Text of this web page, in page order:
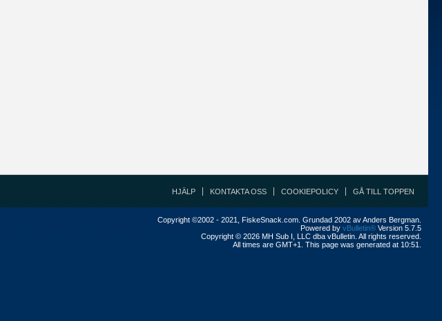
HJÄLP KONTAKTA OSS COOKIEPOLICY GÅ TILL TOPPEN
Copyright ©2002 - 2021, FiskeSnack.com. Grundad 2002 av Anders Bergman.
Powered by vBulletin® Version 5.7.5
Copyright © 2026 MH Sub I, LLC dba vBulletin. All rights reserved.
All times are GMT+1. This page was generated at 10:51.